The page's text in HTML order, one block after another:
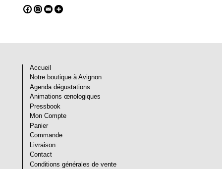
Accueil
Notre boutique à Avignon
Agenda dégustations
Animations œnologiques
Pressbook
Mon Compte
Panier
Commande
Livraison
Contact
Conditions générales de vente